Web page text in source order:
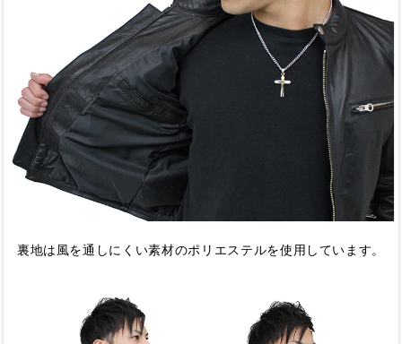
裏地は風を通しにくい素材のポリエステルを使用しています。